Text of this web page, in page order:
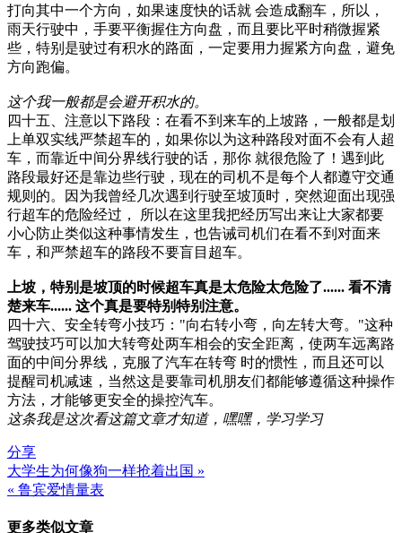
打向其中一个方向，如果速度快的话就 会造成翻车，所以，
雨天行驶中，手要平衡握住方向盘，而且要比平时稍微握紧
些，特别是驶过有积水的路面，一定要用力握紧方向盘，避免
方向跑偏。
这个我一般都是会避开积水的。
四十五、注意以下路段：在看不到来车的上坡路，一般都是划
上单双实线严禁超车的，如果你以为这种路段对面不会有人超
车，而靠近中间分界线行驶的话，那你 就很危险了！遇到此
路段最好还是靠边些行驶，现在的司机不是每个人都遵守交通
规则的。因为我曾经几次遇到行驶至坡顶时，突然迎面出现强
行超车的危险经过， 所以在这里我把经历写出来让大家都要
小心防止类似这种事情发生，也告诫司机们在看不到对面来
车，和严禁超车的路段不要盲目超车。
上坡，特别是坡顶的时候超车真是太危险太危险了...... 看不清
楚来车...... 这个真是要特别特别注意。
四十六、安全转弯小技巧："向右转小弯，向左转大弯。"这种
驾驶技巧可以加大转弯处两车相会的安全距离，使两车远离路
面的中间分界线，克服了汽车在转弯 时的惯性，而且还可以
提醒司机减速，当然这是要靠司机朋友们都能够遵循这种操作
方法，才能够更安全的操控汽车。
这条我是这次看这篇文章才知道，嘿嘿，学习学习
分享
文
章
大学生为何像狗一样抢着出国 »
« 鲁宾爱情量表
更多类似文章